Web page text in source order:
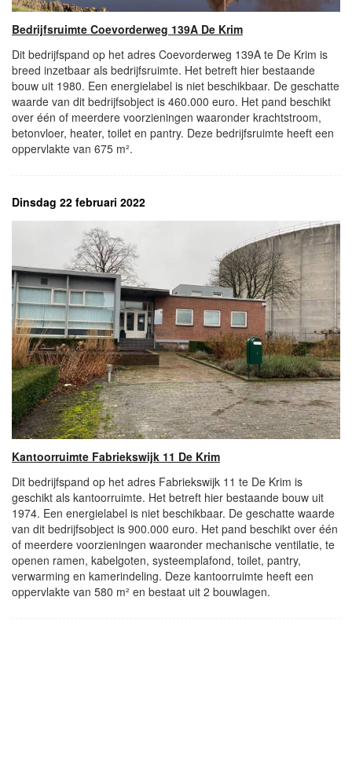
Bedrijfsruimte Coevorderweg 139A De Krim
Dit bedrijfspand op het adres Coevorderweg 139A te De Krim is
breed inzetbaar als bedrijfsruimte. Het betreft hier bestaande
bouw uit 1980. Een energielabel is niet beschikbaar. De geschatte
waarde van dit bedrijfsobject is 460.000 euro. Het pand beschikt
over één of meerdere voorzieningen waaronder krachtstroom,
betonvloer, heater, toilet en pantry. Deze bedrijfsruimte heeft een
oppervlakte van 675 m².
Dinsdag 22 februari 2022
Kantoorruimte Fabriekswijk 11 De Krim
Dit bedrijfspand op het adres Fabriekswijk 11 te De Krim is
geschikt als kantoorruimte. Het betreft hier bestaande bouw uit
1974. Een energielabel is niet beschikbaar. De geschatte waarde
van dit bedrijfsobject is 900.000 euro. Het pand beschikt over één
of meerdere voorzieningen waaronder mechanische ventilatie, te
openen ramen, kabelgoten, systeemplafond, toilet, pantry,
verwarming en kamerindeling. Deze kantoorruimte heeft een
oppervlakte van 580 m² en bestaat uit 2 bouwlagen.